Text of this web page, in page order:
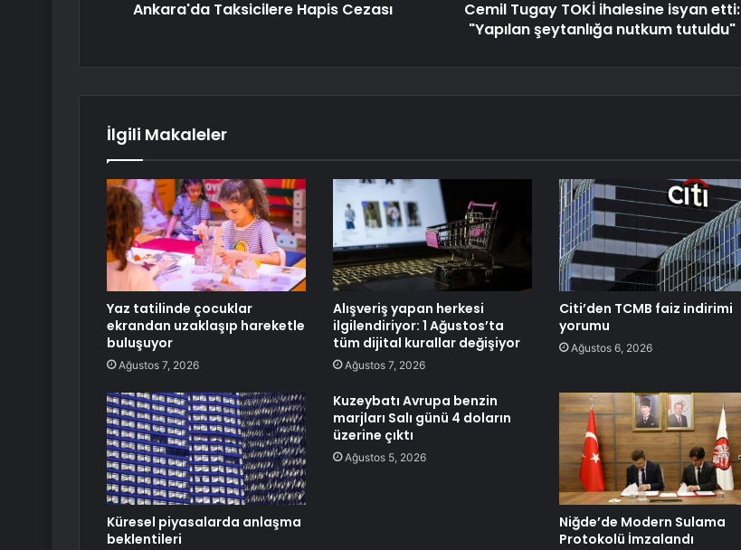
Ankara'da Taksicilere Hapis Cezası
Cemil Tugay TOKİ ihalesine isyan etti:
"Yapılan şeytanlığa nutkum tutuldu"
İlgili Makaleler
Yaz tatilinde çocuklar
ekrandan uzaklaşıp hareketle
buluşuyor
Ağustos 7, 2026
Alışveriş yapan herkesi
ilgilendiriyor: 1 Ağustos’ta
tüm dijital kurallar değişiyor
Ağustos 7, 2026
Citi’den TCMB faiz indirimi
yorumu
Ağustos 6, 2026
Küresel piyasalarda anlaşma
beklentileri
Kuzeybatı Avrupa benzin
marjları Salı günü 4 doların
üzerine çıktı
Ağustos 5, 2026
Niğde’de Modern Sulama
Protokolü İmzalandı